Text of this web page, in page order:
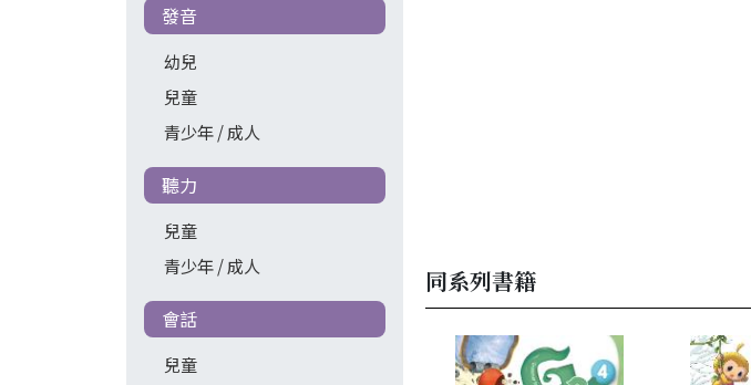
發音
幼兒
兒童
青少年 / 成人
聽力
兒童
青少年 / 成人
會話
兒童
同系列書籍